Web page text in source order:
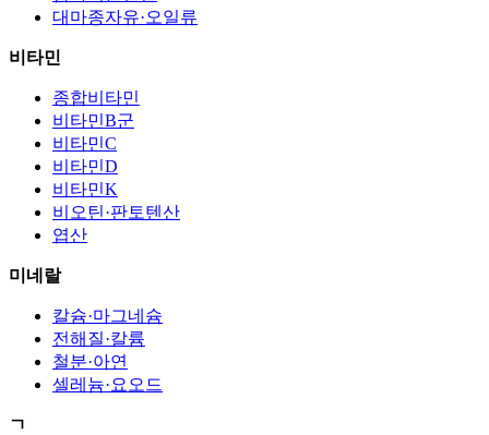
대마종자유·오일류
비타민
종합비타민
비타민B군
비타민C
비타민D
비타민K
비오틴·판토텐산
엽산
미네랄
칼슘·마그네슘
전해질·칼륨
철분·아연
셀레늄·요오드
ㄱ